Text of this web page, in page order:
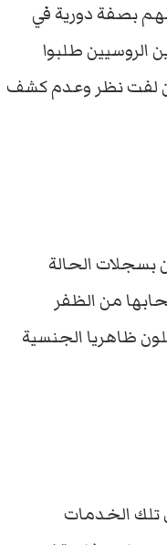
بصفة دورية في
الروسيين طلبوا
لفت نظر وعدم كشف
بسجلات الحالة
من الظفر
ظاهريا الجنسية
تلك الخدمات